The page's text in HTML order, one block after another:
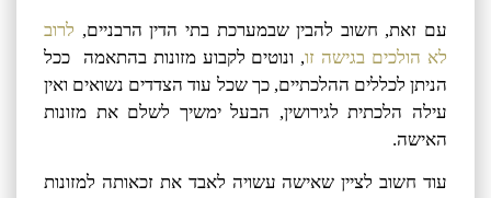
עם זאת, חשוב להבין שבמערכת בתי הדין הרבניים, לרוב
לא הולכים בגישה זו, ונוטים לקבוע מזונות בהתאמה ככל
הניתן לכללים ההלכתיים, כך שכל עוד הצדדים נשואים ואין
עילה הלכתית לגירושין, הבעל ימשיך לשלם את מזונות
האישה.
עוד חשוב לציין שאישה עשויה לאבד את זכאותה למזונות